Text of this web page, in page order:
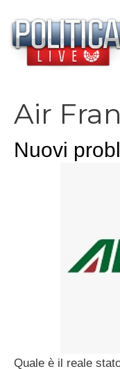
contenuto
Air
Nuovi
Quale è il reale